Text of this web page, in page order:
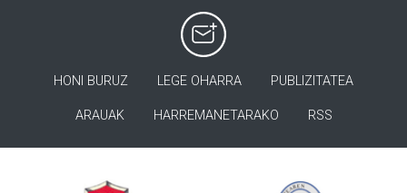
HONI BURUZ LEGE OHARRA PUBLIZITATEA
ARAUAK HARREMANETARAKO RSS